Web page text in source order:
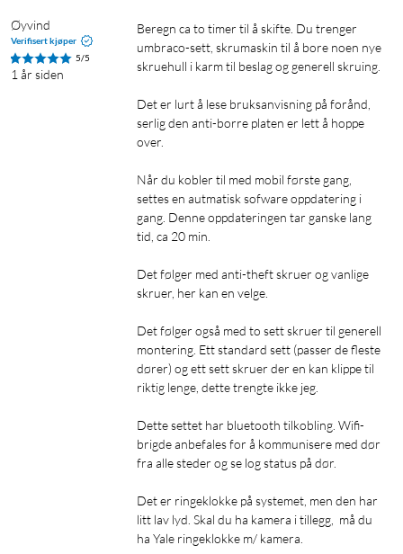
Lås og lås opp på avstand, eller se i Yale Home-appen når noen
åpner døren. Gjør innstillinger direkte i appen. Du kan også
koble til en partnerapp.
innebygde dørklokken. Nå trenger du ikke trykknappen ved
siden av døren – alt ligger direkte i låsens funksjoner. Både
elegant og funksjonelt!
Yale Access-appen
Yale Access er Yales digitale plattform for låseløsning til
Home-appen, og det gir deg full kontroll over låsen. Du kan
låse opp og låse døren, gi tilgang til andre og ha kontroll på
besøkendes tilgang via din mobile enhet.
Maks 30 stk. nøkkelbrikker kan registreres på en lås (uten
Nøkkelbrikke L3 kan registreres på et ubegrenset antall Yale
Doorman L3S-låser. Vår tidligere nøkkelbrikke, Nøkkelbrikke
Classic, kan fortsatt kobles måt 6 stk. låser.
Øyvind
Verifisert kjøper
5/5
1 år siden
Beregn ca to timer til å skifte. Du trenger
umbraco-sett, skrumaskin til å bore noen nye
skruehull i karm til beslag og generell skruing.
Det er lurt å lese bruksanvisning på forånd,
serlig den anti-borre platen er lett å hoppe
over.
Når du kobler til med mobil første gang,
settes en autmatisk sofware oppdatering i
gang. Denne oppdateringen tar ganske lang
tid, ca 20 min.
Det følger med anti-theft skruer og vanlige
skruer, her kan en velge.
Det følger også med to sett skruer til generell
montering. Ett standard sett (passer de fleste
dører) og ett sett skruer der en kan klippe til
riktig lenge, dette trengte ikke jeg.
Dette settet har bluetooth tilkobling. Wifi-
brigde anbefales for å kommunisere med dør
fra alle steder og se log status på dør.
Det er ringeklokke på systemet, men den har
litt lav lyd. Skal du ha kamera i tillegg,  må du
ha Yale ringeklokke m/ kamera.